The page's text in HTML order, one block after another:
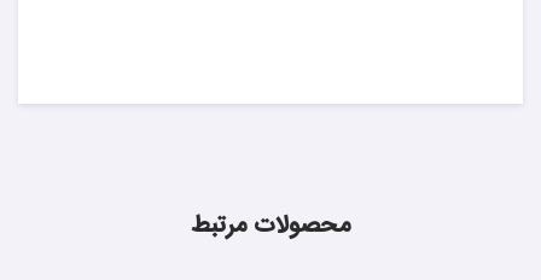
محصولات مرتبط